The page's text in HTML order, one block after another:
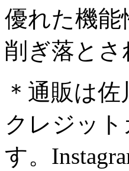
優れた機
削ぎ落と
＊通販は
クレジッ
す。